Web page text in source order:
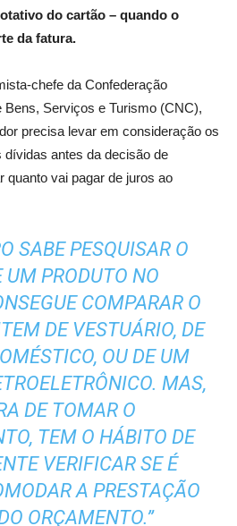
do cartão – quando o
da fatura.
chefe da Confederação
Bens, Serviços e Turismo (CNC),
precisa levar em consideração os
antes da decisão de
quanto vai pagar de juros ao
SABE PESQUISAR O
UM PRODUTO NO
COMPARAR O
DE VESTUÁRIO, DE
OU DE UM
MAS,
DE TOMAR O
TEM O HÁBITO DE
VERIFICAR SE É
A PRESTAÇÃO
ORÇAMENTO.”